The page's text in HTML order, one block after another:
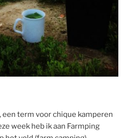
een term voor chique kamperen
week heb ik aan Farmping